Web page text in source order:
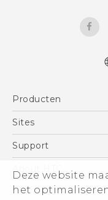
Deze website
het
Nederlands
Deutsch
Deutsch -
Producten
Telefoons
Vive
Accessoires
Sites
HTC Vive
Aan de slag
Support
Support voor
About HTC
ESG